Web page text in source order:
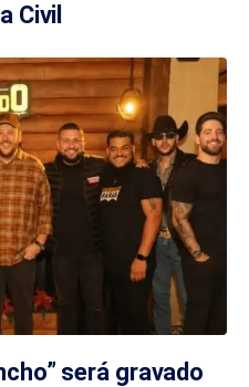
Civil
será gravado